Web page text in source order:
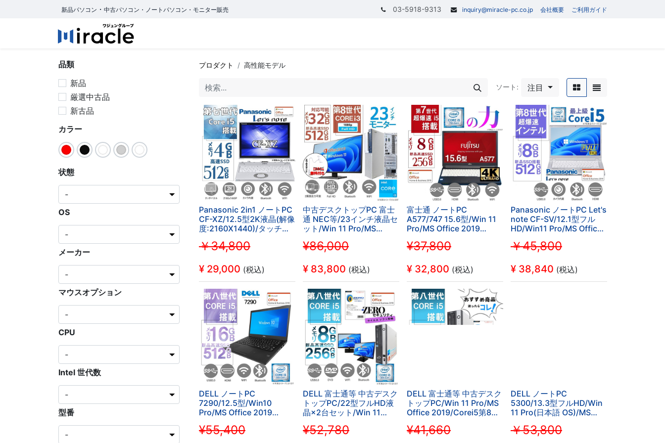
新品パソコン ・ 中古パソコン・ノートパソコン・モニター販売 03-5918-9313 inquiry@miracle-pc.co.jp 会社概要 ご利用ガイド
品類
新品
厳選中古品
新古品
カラー
状態
OS
メーカー
マウスオプション
CPU
Intel 世代数
型番
プロダクト 高性能モデル
ソート: 注目
Panasonic 2in1 ノートPC
CF-XZ/12.5型2K液晶(解像
度:2160X1440)/タッチパ
Office H&B 2019/Core i5-
ラ/WIFI/Bluetooth/4GB/512GB
SSD (整備済み品)
￥34,800
¥ 29,000 (税込)
中古デスクトップPC 富士
通 NEC等/23インチ液晶セ
ット/Win 11 Pro/MS
i3-
(整備済み品)
¥86,000
¥ 83,800 (税込)
富士通 ノートPC
A577/747 15.6型/Win 11
Pro/MS Office 2019
7200U/WIFI/Bluetooth/8GB/SSD256GB
¥37,800
¥ 32,800 (税込)
Panasonic ノートPC Let's
note CF-SV/12.1型フル
HD/Win11 Pro/MS Office
8350U/Webカメ
備済み品）
￥45,800
¥ 38,840 (税込)
DELL ノートPC
7290/12.5型/Win10
Pro/MS Office 2019
カメ
¥55,400
DELL 富士通等 中古デスク
トップPC/22型フルHD液
晶×2台セット/Win 11
2019/Corei5第8世
¥52,780
DELL 富士通等 中古デスク
トップPC/Win 11 Pro/MS
Office 2019/Corei5第8世
キュリティ付
¥41,660
DELL ノートPC
5300/13.3型フルHD/Win
11 Pro(日本語 OS)/MS
8265U/WEBカメ
￥53,800